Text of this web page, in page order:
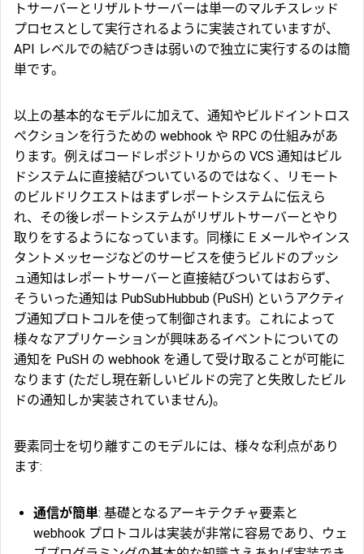
トサーバーとリザルトサーバーは単一のマルチスレッド
プロセスとして実行されるように実装されていますが、
API レベルでの結びつきは弱いので独立に実行するのは簡
単です。
以上の基本的なモデルに加えて、通知やビルドイントロス
ペクションを行うための webhook や RPC の仕組みがあ
ります。例えばコードレポジトリからの VCS 通知はビル
ドシステムに直接結びついているのではなく、リモート
のビルドリクエストはまずレポートシステムに伝えら
れ、その後レポートシステムがリザルトサーバーとやり
取りをするようになっています。同様に E メールやインス
タントメッセージなどのサービスを使うビルドのプッシ
ュ通知はレポートサーバーと直接結びついてはおらず、
そういった通知は PubSubHubbub (PuSH) というアクティ
ブ通知プロトコルを使って制御されます。これによって
様々なアプリケーションが興味あるイベントについての
通知を PuSH の webhook を通して受け取ることが可能に
なります (ただし現在新しいビルドの完了と失敗したビル
ドの通知しか実装されていません)。
要素同士を切り離すこのモデルには、様々な利点があり
ます:
通信が簡単: 基礎となるアーキテクチャ要素と
webhook プロトコルは実装が非常に容易であり、ウェ